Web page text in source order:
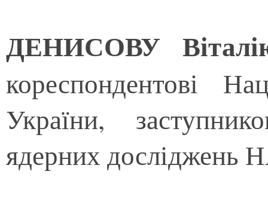
ДЕНИСОВУ
кореспондентові
України,
ядерних досліджень